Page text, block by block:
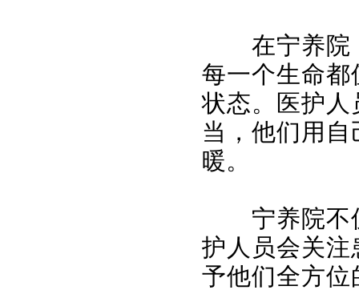
在宁养院
每一个生命
状态。医护
当，他们用
暖。
宁养院不
护人员会关
予他们全方